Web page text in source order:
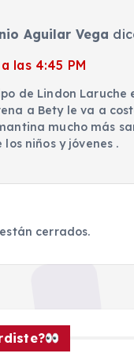
Aguilar Vega
las 4:45 PM
de Lindon Laruche
a Bety le va a
mucho más
niños y jóvenes .
cerrados.